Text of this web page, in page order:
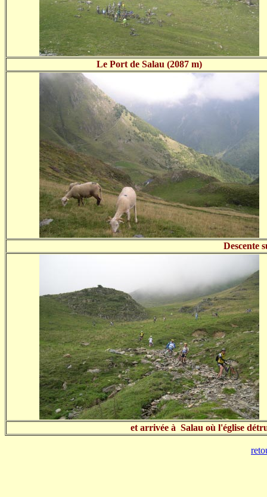
Le Port de Salau (2087 m)
Descente
et arrivée à Salau où l'église